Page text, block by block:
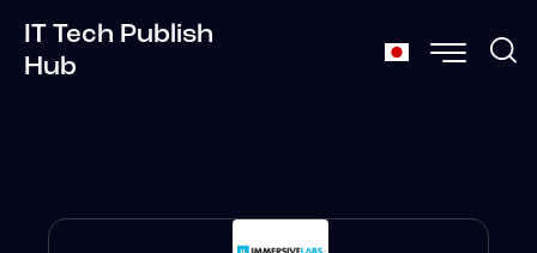
IT Tech Publish
Hub